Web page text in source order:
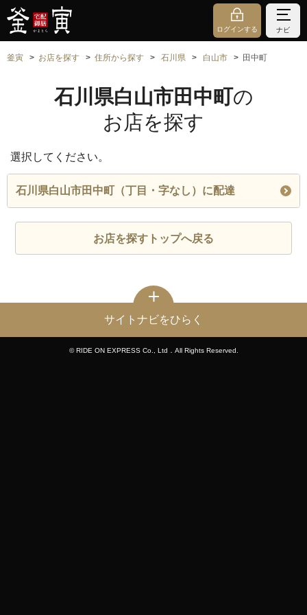
ログインする ナビ
釜寅 お店を探す 住所から探す 石川県 白山市 田中町
石川県白山市田中町の
お店を探す
選択してください。
石川県白山市田中町（丁目・字なし）に配達
お店を探すトップへ戻る
サイトナビをひらく
© RIDE ON EXPRESS Co., Ltd．All Rights Reserved.